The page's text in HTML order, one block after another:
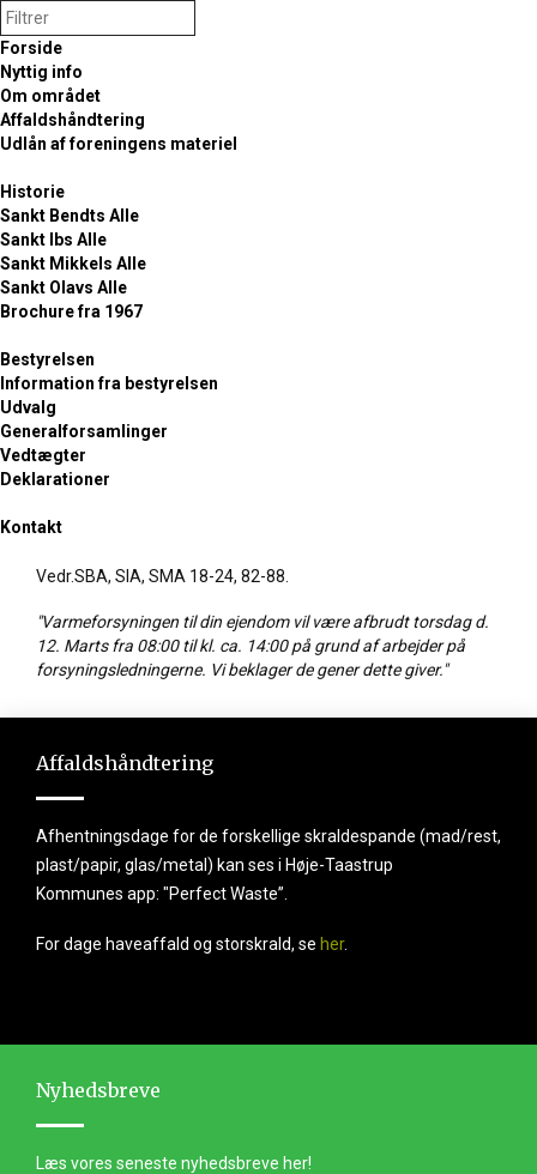
Forside
Nyttig info
Om området
Affaldshåndtering
Udlån af foreningens materiel
Historie
Sankt Bendts Alle
Sankt Ibs Alle
Sankt Mikkels Alle
Sankt Olavs Alle
Brochure fra 1967
Bestyrelsen
Information fra bestyrelsen
Udvalg
Generalforsamlinger
Vedtægter
Deklarationer
Kontakt
FORSIDE
BESKED FRA HTK FJERNVARME - LUKNING
VARME 12.3
Besked fra HTK
Fjernvarme -
lukning varme 12.3
tirsdag, 10. marts 2026
Vedr.SBA, SIA, SMA 18-24, 82-88.
"Varmeforsyningen til din ejendom vil være afbrudt torsdag d.
12. Marts fra 08:00 til kl. ca. 14:00 på grund af arbejder på
forsyningsledningerne. Vi beklager de gener dette giver."
Affaldshåndtering
Afhentningsdage for de forskellige skraldespande (mad/rest,
plast/papir, glas/metal) kan ses i Høje-Taastrup
Kommunes app: "Perfect Waste”.
For dage haveaffald og storskrald, se her.
Nyhedsbreve
Læs vores seneste nyhedsbreve her!